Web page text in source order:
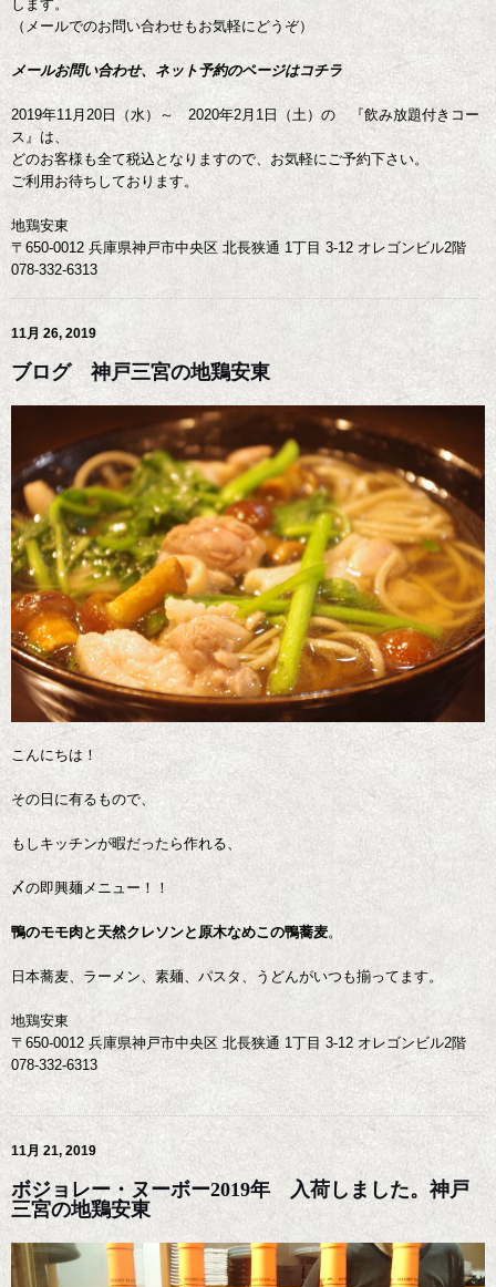
します。
（メールでのお問い合わせもお気軽にどうぞ）
メールお問い合わせ、ネット予約のページはコチラ
2019年11月20日（水）～ 2020年2月1日（土）の 『飲み放題付きコー
ス』は、
どのお客様も全て税込となりますので、お気軽にご予約下さい。
ご利用お待ちしております。
地鶏安東
〒650-0012 兵庫県神戸市中央区 北長狭通 1丁目 3-12 オレゴンビル2階
078-332-6313
11月 26, 2019
ブログ 神戸三宮の地鶏安東
こんにちは！
その日に有るもので、
もしキッチンが暇だったら作れる、
〆の即興麺メニュー！！
鴨のモモ肉と天然クレソンと原木なめこの鴨蕎麦。
日本蕎麦、ラーメン、素麺、パスタ、うどんがいつも揃ってます。
地鶏安東
〒650-0012 兵庫県神戸市中央区 北長狭通 1丁目 3-12 オレゴンビル2階
078-332-6313
11月 21, 2019
ボジョレー・ヌーボー2019年 入荷しました。神戸
三宮の地鶏安東